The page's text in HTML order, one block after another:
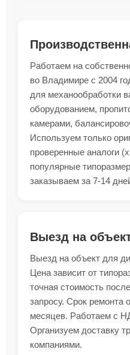
Работаем на
во Владимире с 2004
для механообработки
оборудованием,
камерами,
Используем только
проверенные аналоги
популярные
заказываем за 7-14
Выезд на
Выезд на объект для
Цена зависит от
точная стоимость
запросу. Срок ремонта
месяцев. Работаем с
Организуем доставку
компаниями.